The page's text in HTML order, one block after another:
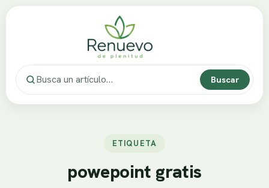
Buscar
ETIQUETA
powepoint gratis